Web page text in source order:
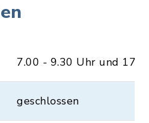
7.00 - 9.30 Uhr und
geschlossen